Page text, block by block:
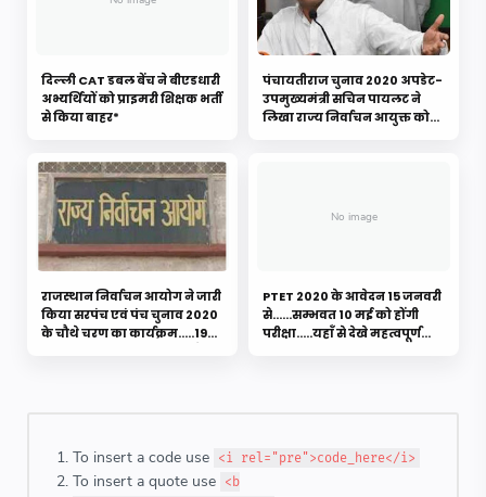
दिल्ली CAT डबल बेंच ने बीएडधारी
अभ्यर्थियों को प्राइमरी शिक्षक भर्ती
से किया बाहर*
पंचायतीराज चुनाव 2020 अपडेट-
उपमुख्यमंत्री सचिन पायलट ने
लिखा राज्य निर्वाचन आयुक्त को
राजस्थान निर्वाचन आयोग ने जारी
किया सरपंच एवं पंच चुनाव 2020
के चौथे चरण का कार्यक्रम.....1954
PTET 2020 के आवेदन 15 जनवरी
से......सम्भवत 10 मई को होंगी
परीक्षा.....यहाँ से देखे महत्वपूर्ण
To insert a code use <i rel="pre">code_here</i>
To insert a quote use
<b